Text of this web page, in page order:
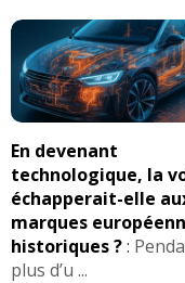
En devenant
technologique, la
échapperait-elle
marques
historiques ?:
plus d’u ...